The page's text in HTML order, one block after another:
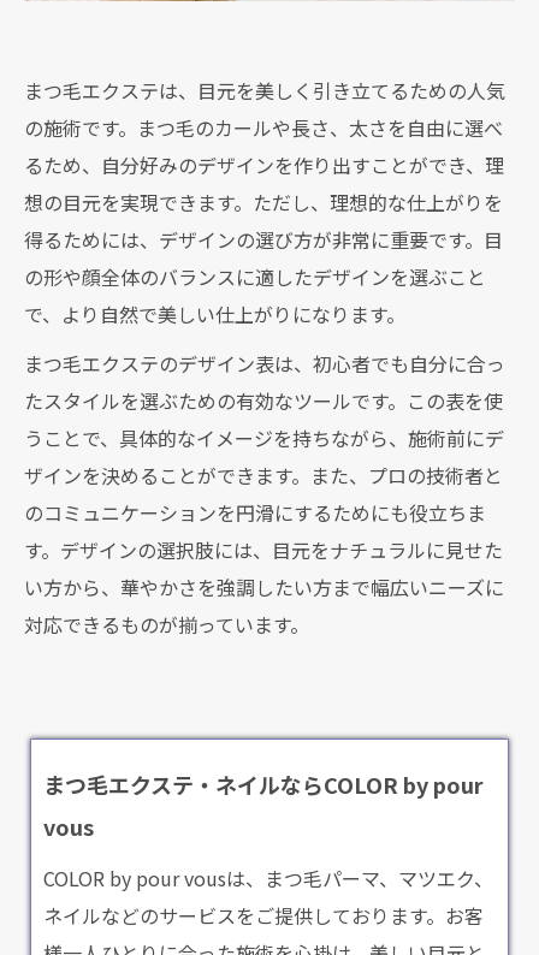
まつ毛エクステは、目元を美しく引き立てるための人気
の施術です。まつ毛のカールや長さ、太さを自由に選べ
るため、自分好みのデザインを作り出すことができ、理
想の目元を実現できます。ただし、理想的な仕上がりを
得るためには、デザインの選び方が非常に重要です。目
の形や顔全体のバランスに適したデザインを選ぶこと
で、より自然で美しい仕上がりになります。
まつ毛エクステのデザイン表は、初心者でも自分に合っ
たスタイルを選ぶための有効なツールです。この表を使
うことで、具体的なイメージを持ちながら、施術前にデ
ザインを決めることができます。また、プロの技術者と
のコミュニケーションを円滑にするためにも役立ちま
す。デザインの選択肢には、目元をナチュラルに見せた
い方から、華やかさを強調したい方まで幅広いニーズに
対応できるものが揃っています。
まつ毛エクステ・ネイルならCOLOR by pour
vous
COLOR by pour vousは、まつ毛パーマ、マツエク、
ネイルなどのサービスをご提供しております。お客